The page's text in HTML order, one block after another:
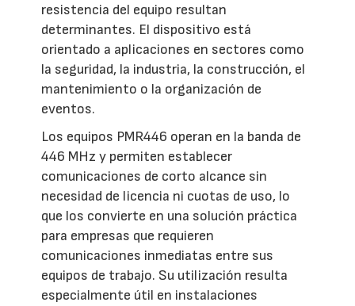
resistencia del equipo resultan
determinantes. El dispositivo está
orientado a aplicaciones en sectores como
la seguridad, la industria, la construcción, el
mantenimiento o la organización de
eventos.
Los equipos PMR446 operan en la banda de
446 MHz y permiten establecer
comunicaciones de corto alcance sin
necesidad de licencia ni cuotas de uso, lo
que los convierte en una solución práctica
para empresas que requieren
comunicaciones inmediatas entre sus
equipos de trabajo. Su utilización resulta
especialmente útil en instalaciones